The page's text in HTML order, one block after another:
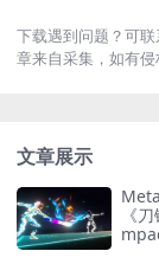
下载遇到问题？可
章来自采集，如有侵
文章展示
《